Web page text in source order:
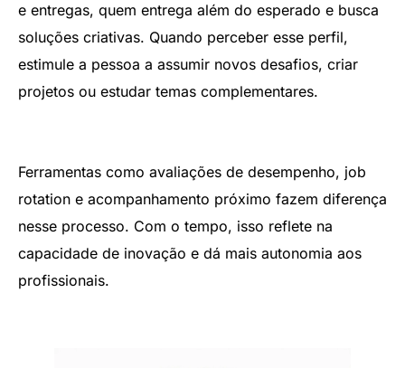
e entregas, quem entrega além do esperado e busca
soluções criativas. Quando perceber esse perfil,
estimule a pessoa a assumir novos desafios, criar
projetos ou estudar temas complementares.
Ferramentas como avaliações de desempenho, job
rotation e acompanhamento próximo fazem diferença
nesse processo. Com o tempo, isso reflete na
capacidade de inovação e dá mais autonomia aos
profissionais.